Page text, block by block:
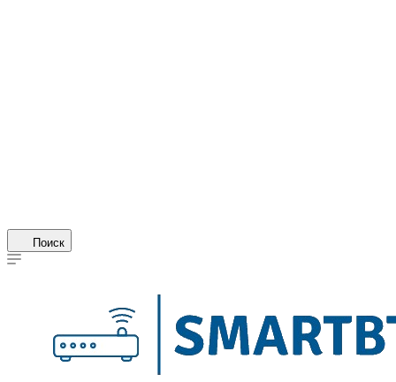
Поиск